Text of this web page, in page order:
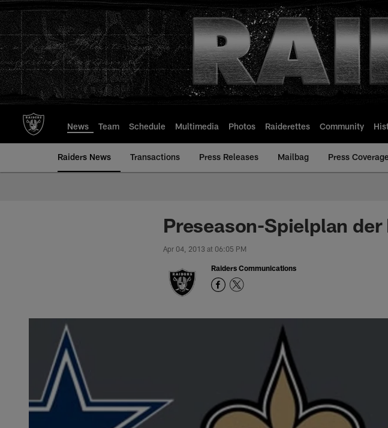
to
main
content
News Team Schedule Multimedia Photos Raiderettes Community
Raiders News Transactions Press Releases Mailbag Press Coverage
Preseason-Spielplan
Apr 04, 2013 at 06:05 PM
Raiders Communications